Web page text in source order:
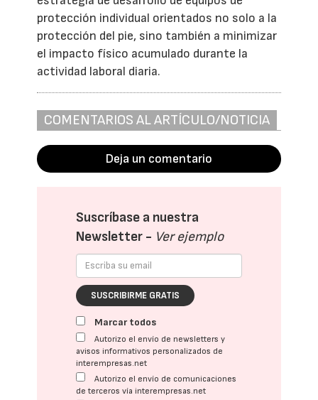
protección individual orientados no solo a la
protección del pie, sino también a minimizar
el impacto físico acumulado durante la
actividad laboral diaria.
COMENTARIOS AL ARTÍCULO/NOTICIA
Deja un comentario
Suscríbase a nuestra
Newsletter - Ver ejemplo
SUSCRIBIRME GRATIS
Marcar todos
Autorizo el envío de newsletters y
avisos informativos personalizados de
interempresas.net
Autorizo el envío de comunicaciones
de terceros vía interempresas.net